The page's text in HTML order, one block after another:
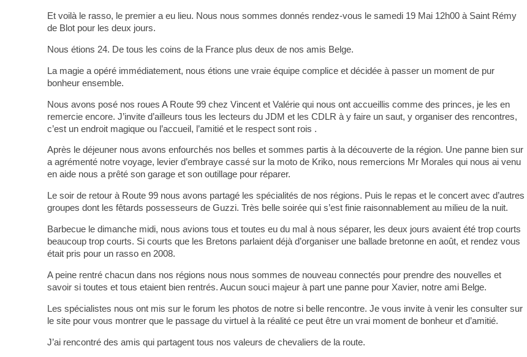
Et voilà le rasso, le premier a eu lieu. Nous nous sommes donnés rendez-vous le samedi 19 Mai 12h00 à Saint Rémy
de Blot pour les deux jours.
Nous étions 24. De tous les coins de la France plus deux de nos amis Belge.
La magie a opéré immédiatement, nous étions une vraie équipe complice et décidée à passer un moment de pur
bonheur ensemble.
Nous avons posé nos roues A Route 99 chez Vincent et Valérie qui nous ont accueillis comme des princes, je les en
remercie encore. J’invite d’ailleurs tous les lecteurs du JDM et les CDLR à y faire un saut, y organiser des rencontres,
c’est un endroit magique ou l’accueil, l’amitié et le respect sont rois .
Après le déjeuner nous avons enfourchés nos belles et sommes partis à la découverte de la région. Une panne bien sur
a agrémenté notre voyage, levier d’embraye cassé sur la moto de Kriko, nous remercions Mr Morales qui nous ai venu
en aide nous a prêté son garage et son outillage pour réparer.
Le soir de retour à Route 99 nous avons partagé les spécialités de nos régions. Puis le repas et le concert avec d’autres
groupes dont les fêtards possesseurs de Guzzi. Très belle soirée qui s’est finie raisonnablement au milieu de la nuit.
Barbecue le dimanche midi, nous avions tous et toutes eu du mal à nous séparer, les deux jours avaient été trop courts
beaucoup trop courts. Si courts que les Bretons parlaient déjà d’organiser une ballade bretonne en août, et rendez vous
était pris pour un rasso en 2008.
A peine rentré chacun dans nos régions nous nous sommes de nouveau connectés pour prendre des nouvelles et
savoir si toutes et tous etaient bien rentrés. Aucun souci majeur à part une panne pour Xavier, notre ami Belge.
Les spécialistes nous ont mis sur le forum les photos de notre si belle rencontre. Je vous invite à venir les consulter sur
le site pour vous montrer que le passage du virtuel à la réalité ce peut être un vrai moment de bonheur et d’amitié.
J’ai rencontré des amis qui partagent tous nos valeurs de chevaliers de la route.